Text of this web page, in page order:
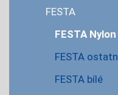
FESTA
FESTA Nylon
FESTA
FESTA bílé